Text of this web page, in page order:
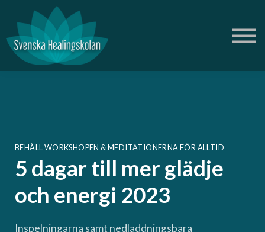
BEHÅLL WORKSHOPEN & MEDITATIONERNA FÖR ALLTID
5 dagar till mer glädje
och energi 2023
Inspelningarna samt nedladdningsbara